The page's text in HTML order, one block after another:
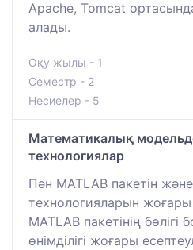
Apache, Tomcat
алады.
Оқу жылы - 1
Семестр - 2
Несиелер - 5
Математикалық
технологиялар
Пән MATLAB пакетін және
технологияларын
MATLAB пакетінің
өнімділігі жоғары